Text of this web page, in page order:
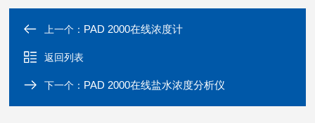
上一个： PAD 2000在线浓度计
返回列表
下一个： PAD 2000在线盐水浓度分析仪